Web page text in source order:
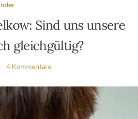
Sind uns unsere
gleichgültig?
4 Kommentare